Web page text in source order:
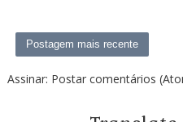
Postagem mais recente
Assinar: Postar comentários